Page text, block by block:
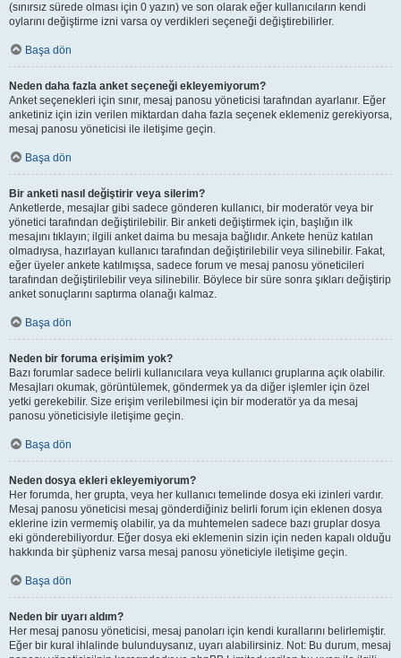
(sınırsız sürede olması için 0 yazın) ve son olarak eğer kullanıcıların kendi
oylarını değiştirme izni varsa oy verdikleri seçeneği değiştirebilirler.
Başa dön
Neden daha fazla anket seçeneği ekleyemiyorum?
Anket seçenekleri için sınır, mesaj panosu yöneticisi tarafından ayarlanır. Eğer
anketiniz için izin verilen miktardan daha fazla seçenek eklemeniz gerekiyorsa,
mesaj panosu yöneticisi ile iletişime geçin.
Başa dön
Bir anketi nasıl değiştirir veya silerim?
Anketlerde, mesajlar gibi sadece gönderen kullanıcı, bir moderatör veya bir
yönetici tarafından değiştirilebilir. Bir anketi değiştirmek için, başlığın ilk
mesajını tıklayın; ilgili anket daima bu mesaja bağlıdır. Ankete henüz katılan
olmadıysa, hazırlayan kullanıcı tarafından değiştirilebilir veya silinebilir. Fakat,
eğer üyeler ankete katılmışsa, sadece forum ve mesaj panosu yöneticileri
tarafından değiştirilebilir veya silinebilir. Böylece bir süre sonra şıkları değiştirip
anket sonuçlarını saptırma olanağı kalmaz.
Başa dön
Neden bir foruma erişimim yok?
Bazı forumlar sadece belirli kullanıcılara veya kullanıcı gruplarına açık olabilir.
Mesajları okumak, görüntülemek, göndermek ya da diğer işlemler için özel
yetki gerekebilir. Size erişim verilebilmesi için bir moderatör ya da mesaj
panosu yöneticisiyle iletişime geçin.
Başa dön
Neden dosya ekleri ekleyemiyorum?
Her forumda, her grupta, veya her kullanıcı temelinde dosya eki izinleri vardır.
Mesaj panosu yöneticisi mesaj gönderdiğiniz belirli forum için eklenen dosya
eklerine izin vermemiş olabilir, ya da muhtemelen sadece bazı gruplar dosya
eki gönderebiliyordur. Eğer dosya eki eklemenin sizin için neden kapalı olduğu
hakkında bir şüpheniz varsa mesaj panosu yöneticiyle iletişime geçin.
Başa dön
Neden bir uyarı aldım?
Her mesaj panosu yöneticisi, mesaj panoları için kendi kurallarını belirlemiştir.
Eğer bir kural ihlalinde bulunduysanız, uyarı alabilirsiniz. Not: Bu durum, mesaj